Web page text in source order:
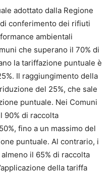
adottato dalla Regione
conferimento dei rifiuti
ambientali
che superano il 70% di
la tariffazione puntuale è
Il raggiungimento della
del 25%, che sale
puntuale. Nei Comuni
90% di raccolta
fino a un massimo del
puntuale. Al contrario, i
il 65% di raccolta
della tariffa